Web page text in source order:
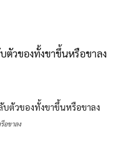
ตัวของทั้งขาขึ้นหรือขาลง
อขาลง